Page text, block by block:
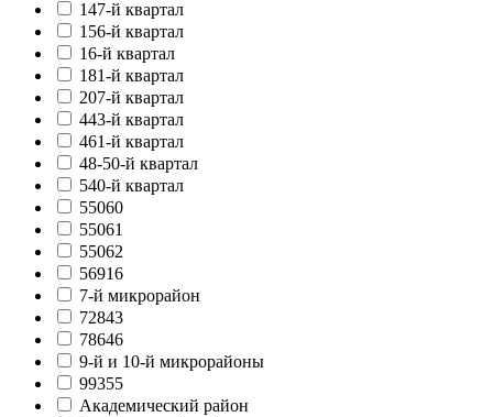
147-й квартал
156-й квартал
16-й квартал
181-й квартал
207-й квартал
443-й квартал
461-й квартал
48-50-й квартал
540-й квартал
55060
55061
55062
56916
7-й микрорайон
72843
78646
9-й и 10-й микрорайоны
99355
Академический район